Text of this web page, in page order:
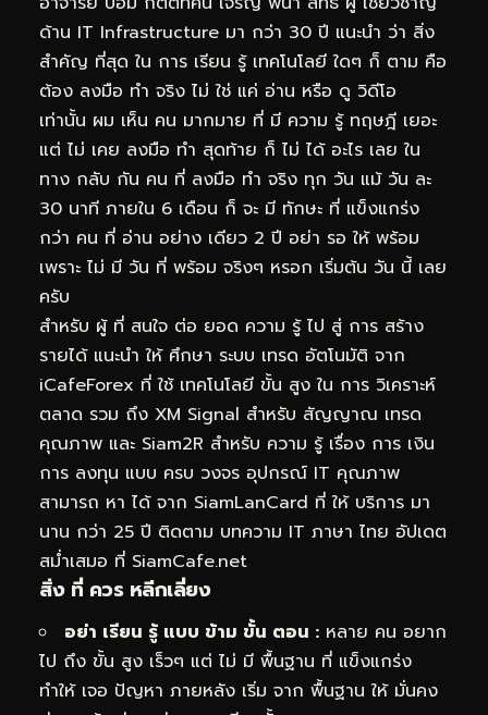
ด้าน IT Infrastructure มา กว่า 30 ปี แนะนำ ว่า สิ่ง
สำคัญ ที่สุด ใน การ เรียน รู้ เทคโนโลยี ใดๆ ก็ ตาม คือ
ต้อง ลงมือ ทำ จริง ไม่ ใช่ แค่ อ่าน หรือ ดู วิดีโอ
เท่านั้น ผม เห็น คน มากมาย ที่ มี ความ รู้ ทฤษฎี เยอะ
แต่ ไม่ เคย ลงมือ ทำ สุดท้าย ก็ ไม่ ได้ อะไร เลย ใน
ทาง กลับ กัน คน ที่ ลงมือ ทำ จริง ทุก วัน แม้ วัน ละ
30 นาที ภายใน 6 เดือน ก็ จะ มี ทักษะ ที่ แข็งแกร่ง
กว่า คน ที่ อ่าน อย่าง เดียว 2 ปี อย่า รอ ให้ พร้อม
เพราะ ไม่ มี วัน ที่ พร้อม จริงๆ หรอก เริ่มต้น วัน นี้ เลย
ครับ
สำหรับ ผู้ ที่ สนใจ ต่อ ยอด ความ รู้ ไป สู่ การ สร้าง
รายได้ แนะนำ ให้ ศึกษา ระบบ เทรด อัตโนมัติ จาก
iCafeForex ที่ ใช้ เทคโนโลยี ขั้น สูง ใน การ วิเคราะห์
ตลาด รวม ถึง XM Signal สำหรับ สัญญาณ เทรด
คุณภาพ และ Siam2R สำหรับ ความ รู้ เรื่อง การ เงิน
การ ลงทุน แบบ ครบ วงจร อุปกรณ์ IT คุณภาพ
สามารถ หา ได้ จาก SiamLanCard ที่ ให้ บริการ มา
นาน กว่า 25 ปี ติดตาม บทความ IT ภาษา ไทย อัปเดต
สม่ำเสมอ ที่ SiamCafe.net
สิ่ง ที่ ควร หลีกเลี่ยง
อย่า เรียน รู้ แบบ ข้าม ขั้น ตอน : หลาย คน อยาก
ไป ถึง ขั้น สูง เร็วๆ แต่ ไม่ มี พื้นฐาน ที่ แข็งแกร่ง
ทำให้ เจอ ปัญหา ภายหลัง เริ่ม จาก พื้นฐาน ให้ มั่นคง